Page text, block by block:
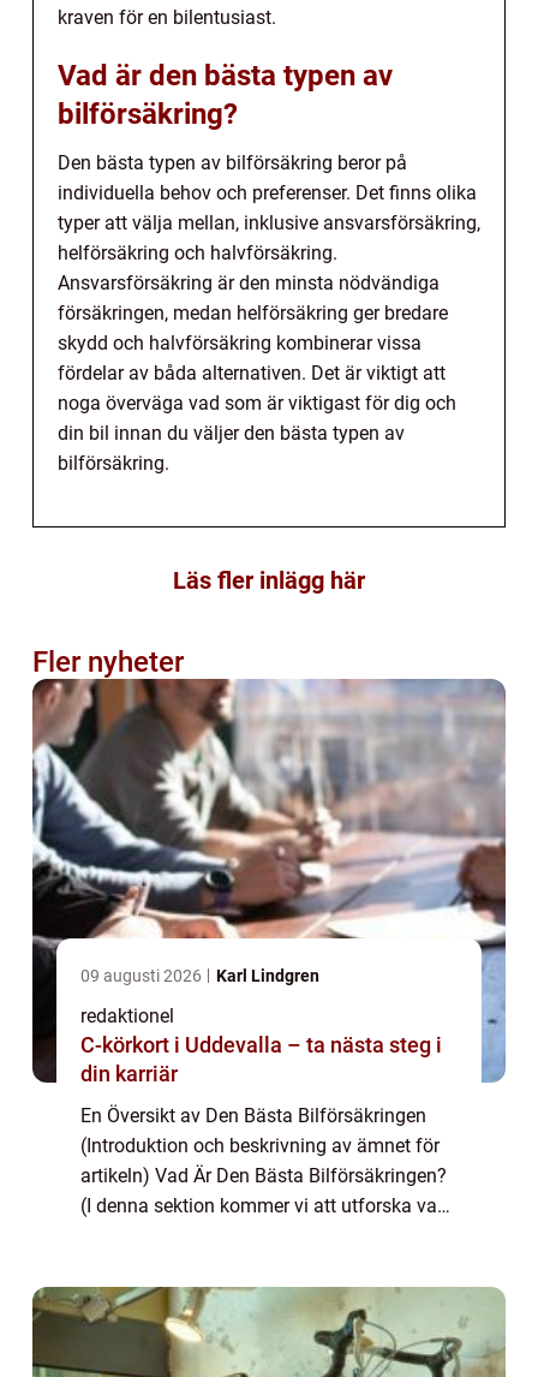
kraven för en bilentusiast.
Vad är den bästa typen av
bilförsäkring?
Den bästa typen av bilförsäkring beror på
individuella behov och preferenser. Det finns olika
typer att välja mellan, inklusive ansvarsförsäkring,
helförsäkring och halvförsäkring.
Ansvarsförsäkring är den minsta nödvändiga
försäkringen, medan helförsäkring ger bredare
skydd och halvförsäkring kombinerar vissa
fördelar av båda alternativen. Det är viktigt att
noga överväga vad som är viktigast för dig och
din bil innan du väljer den bästa typen av
bilförsäkring.
Läs fler inlägg här
Fler nyheter
09 augusti 2026 Karl Lindgren
redaktionel
C-körkort i Uddevalla – ta nästa steg i
din karriär
En Översikt av Den Bästa Bilförsäkringen
(Introduktion och beskrivning av ämnet för
artikeln) Vad Är Den Bästa Bilförsäkringen?
(I denna sektion kommer vi att utforska vad